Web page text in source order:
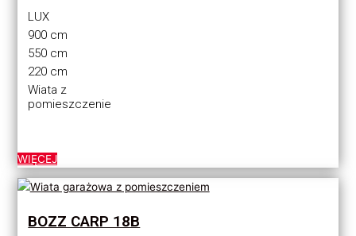
LUX
900 cm
550 cm
220 cm
Wiata z
pomieszczenie
WIĘCEJ
BOZZ CARP 18B